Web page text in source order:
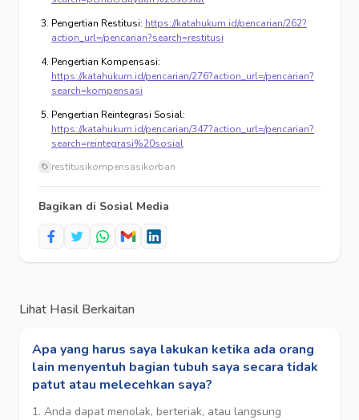
Pengertian Restitusi: https://katahukum.id/pencarian/262?
action_url=/pencarian?search=restitusi
Pengertian Kompensasi:
https://katahukum.id/pencarian/276?action_url=/pencarian?
search=kompensasi
Pengertian Reintegrasi Sosial:
https://katahukum.id/pencarian/347?action_url=/pencarian?
search=reintegrasi%20sosial
restitusikompensasikorban
Bagikan di Sosial Media
Lihat Hasil Berkaitan
Apa yang harus saya lakukan ketika ada orang
lain menyentuh bagian tubuh saya secara tidak
patut atau melecehkan saya?
1. Anda dapat menolak, berteriak, atau langsung